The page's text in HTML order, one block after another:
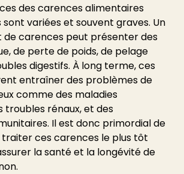
des carences alimentaires
sont variées et souvent graves. Un
de carences peut présenter des
de perte de poids, de pelage
digestifs. À long terme, ces
entraîner des problèmes de
comme des maladies
troubles rénaux, et des
Il est donc primordial de
ces carences le plus tôt
la santé et la longévité de